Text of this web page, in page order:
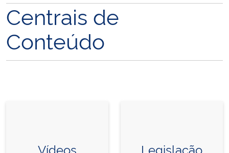
Centrais de
Conteúdo
Vídeos Legislação